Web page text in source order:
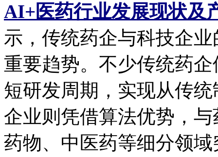
AI+医药行业发展现状及
示，传统药企与科技企
重要趋势。不少传统药
短研发周期，实现从传
企业则凭借算法优势，
药物、中医药等细分领